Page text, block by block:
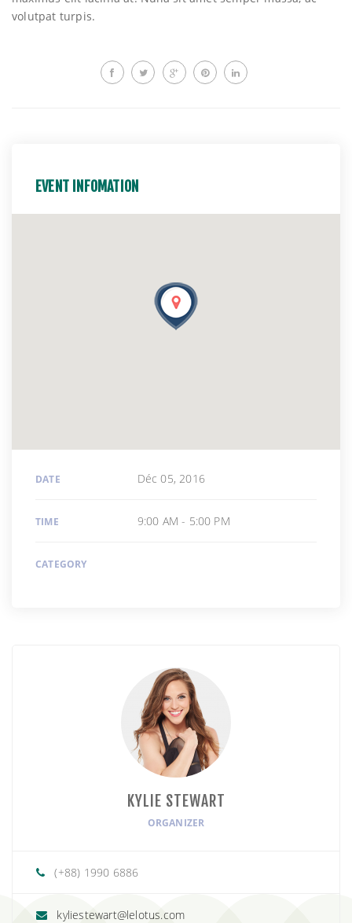
volutpat turpis.
EVENT INFOMATION
DATE Déc 05, 2016
TIME 9:00 AM - 5:00 PM
CATEGORY
KYLIE STEWART
ORGANIZER
(+88) 1990 6886
kyliestewart@lelotus.com